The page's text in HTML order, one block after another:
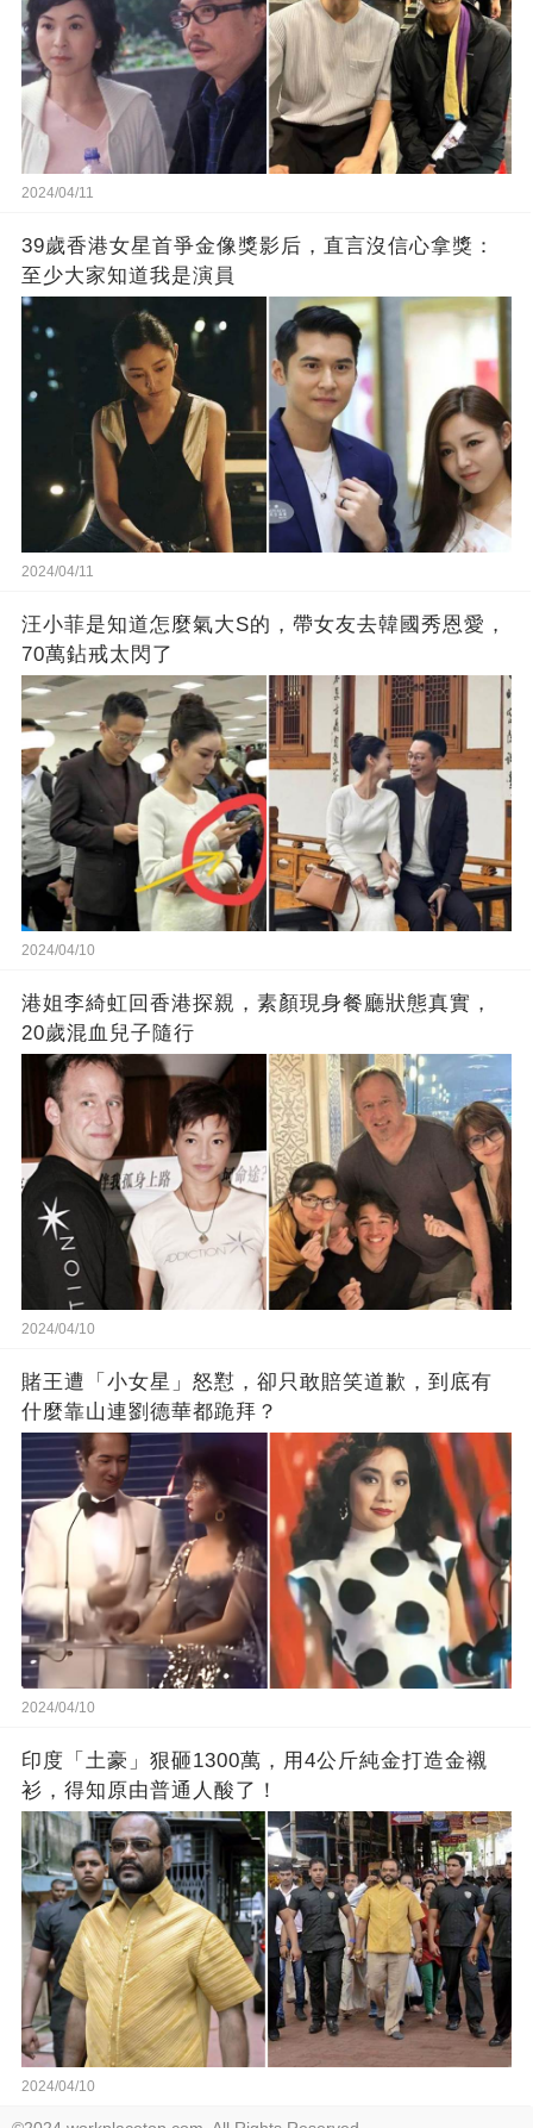
2024/04/11
39歲香港女星首爭金像獎影后，直言沒信心拿獎：
至少大家知道我是演員
2024/04/11
汪小菲是知道怎麼氣大S的，帶女友去韓國秀恩愛，
70萬鉆戒太閃了
2024/04/10
港姐李綺虹回香港探親，素顏現身餐廳狀態真實，
20歲混血兒子隨行
2024/04/10
賭王遭「小女星」怒懟，卻只敢賠笑道歉，到底有
什麼靠山連劉德華都跪拜？
2024/04/10
印度「土豪」狠砸1300萬，用4公斤純金打造金襯
衫，得知原由普通人酸了！
2024/04/10